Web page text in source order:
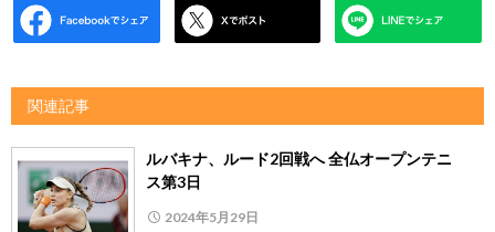
関連記事
ルバキナ、ルード2回戦へ 全仏オープンテニ
ス第3日
2024年5月29日